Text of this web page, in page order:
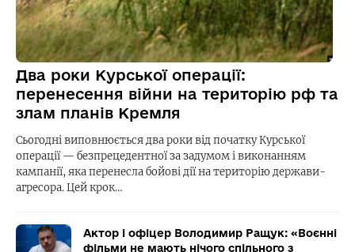
Два роки Курської операції:
перенесення війни на територію рф та
злам планів Кремля
Сьогодні виповнюється два роки від початку Курської
операції — безпрецедентної за задумом і виконанням
кампанії, яка перенесла бойові дії на територію держави-
агресора. Цей крок…
Актор і офіцер Володимир Ращук: «Воєнні
фільми не мають нічого спільного з